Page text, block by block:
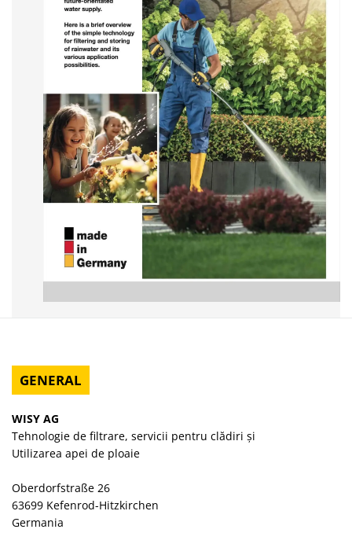
GENERAL
WISY AG
Tehnologie de filtrare, servicii pentru clădiri și
Utilizarea apei de ploaie
Oberdorfstraße 26
63699 Kefenrod-Hitzkirchen
Germania